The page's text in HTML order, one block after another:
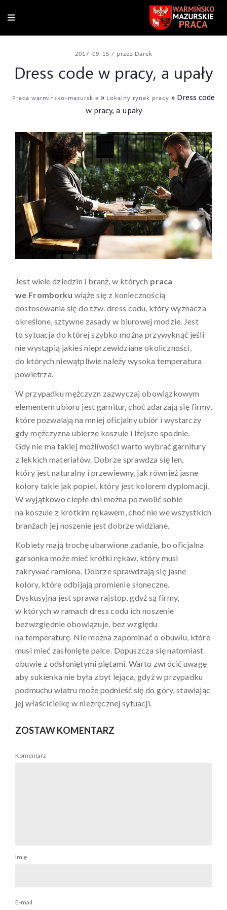
2017-09-15 / przez Darek
Dress code w pracy, a upały
Praca warmińsko-mazurskie » Lokalny rynek pracy » Dress code
w pracy, a upały
Jest wiele dziedzin i branż, w których praca
we Fromborku wiąże się z koniecznością
dostosowania się do tzw. dress codu, który wyznacza
określone, sztywne zasady w biurowej modzie. Jest
to sytuacja do której szybko można przywyknąć jeśli
nie wystąpią jakieś nieprzewidziane okoliczności,
do których niewątpliwie należy wysoka temperatura
powietrza.
W przypadku mężczyzn zazwyczaj obowiązkowym
elementem ubioru jest garnitur, choć zdarzają się firmy,
które pozwalają na mniej oficjalny ubiór i wystarczy
gdy mężczyzna ubierze koszule i lżejsze spodnie.
Gdy nie ma takiej możliwości warto wybrać garnitury
z lekkich materiałów. Dobrze sprawdza się len,
który jest naturalny i przewiewny, jak również jasne
kolory takie jak popiel, który jest kolorem dyplomacji.
W wyjątkowo ciepłe dni można pozwolić sobie
na koszule z krótkim rękawem, choć nie we wszystkich
branżach jej noszenie jest dobrze widziane.
Kobiety mają trochę ubarwione zadanie, bo oficjalna
garsonka może mieć krótki rękaw, który musi
zakrywać ramiona. Dobrze sprawdzają się jasne
kolory, które odbijają promienie słoneczne.
Dyskusyjna jest sprawa rajstop, gdyż są firmy,
w których w ramach dress codu ich noszenie
bezwzględnie obowiązuje, bez względu
na temperaturę. Nie można zapominać o obuwiu, które
musi mieć zasłonięte palce. Dopuszcza się natomiast
obuwie z odsłoniętymi piętami. Warto zwrócić uwagę
aby sukienka nie była zbyt lejąca, gdyż w przypadku
podmuchu wiatru może podnieść się do góry, stawiając
jej właścicielkę w niezręcznej sytuacji.
ZOSTAW KOMENTARZ
Komentarz
Imię
E-mail